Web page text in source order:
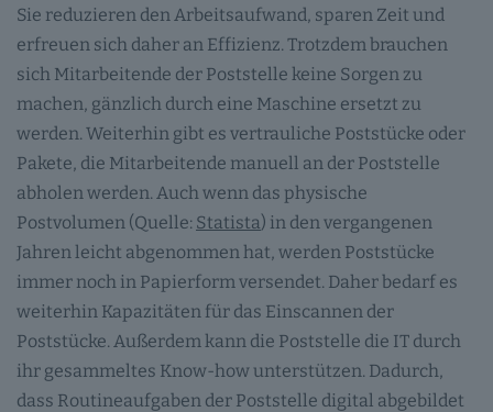
Sie reduzieren den Arbeitsaufwand, sparen Zeit und
erfreuen sich daher an Effizienz. Trotzdem brauchen
sich Mitarbeitende der Poststelle keine Sorgen zu
machen, gänzlich durch eine Maschine ersetzt zu
werden. Weiterhin gibt es vertrauliche Poststücke oder
Pakete, die Mitarbeitende manuell an der Poststelle
abholen werden. Auch wenn das physische
Postvolumen (Quelle: Statista) in den vergangenen
Jahren leicht abgenommen hat, werden Poststücke
immer noch in Papierform versendet. Daher bedarf es
weiterhin Kapazitäten für das Einscannen der
Poststücke. Außerdem kann die Poststelle die IT durch
ihr gesammeltes Know-how unterstützen. Dadurch,
dass Routineaufgaben der Poststelle digital abgebildet